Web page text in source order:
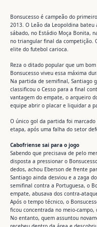
Bonsucesso é campeão do
2013. O Leão da Leopoldina
sábado, no Estádio Moça Bonita,
no triangular final da competição.
elite do futebol carioca.
Reza o ditado popular que um
Bonsucesso viveu essa máxima
Na partida de semifinal, Santiago
classificou o Cesso para a final
vantagem do empate, o arqueiro
equipe abrir o placar e liquidar a
O único gol da partida foi
etapa, após uma falha do setor
Cabofriense sai para o jogo
Sabendo que precisava de pelo
disposta a pressionar o
dedos, achou Eberson de frente
Santiago ainda desviou e a zaga
semifinal contra a Portuguesa, o
empate, abusava dos contra-
Após o tempo técnico, o
ficou concentrada no meio-
No entanto, quem assuntou